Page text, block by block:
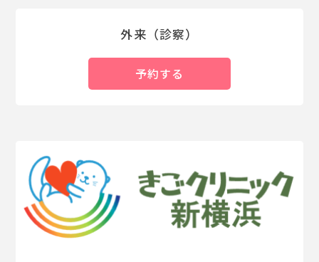
外来（診察）
予約する